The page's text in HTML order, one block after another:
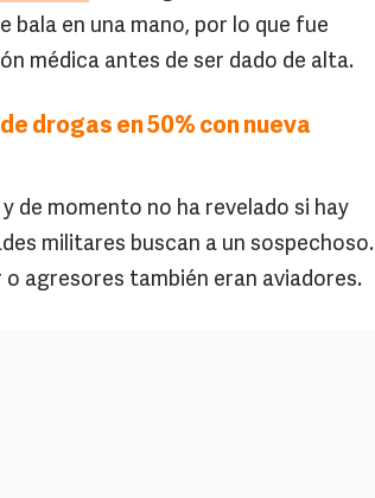
bala en una mano, por lo que fue
médica antes de ser dado de alta.
drogas en 50% con nueva
de momento no ha revelado si hay
militares buscan a un sospechoso.
agresores también eran aviadores.